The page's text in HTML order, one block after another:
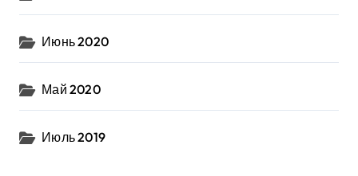
Июнь 2020
Май 2020
Июль 2019